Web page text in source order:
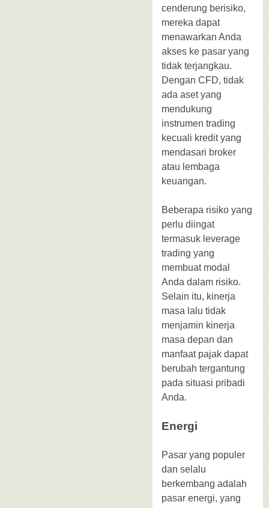
cenderung berisiko,
mereka dapat
menawarkan Anda
akses ke pasar yang
tidak terjangkau.
Dengan CFD, tidak
ada aset yang
mendukung
instrumen trading
kecuali kredit yang
mendasari broker
atau lembaga
keuangan.
Beberapa risiko yang
perlu diingat
termasuk leverage
trading yang
membuat modal
Anda dalam risiko.
Selain itu, kinerja
masa lalu tidak
menjamin kinerja
masa depan dan
manfaat pajak dapat
berubah tergantung
pada situasi pribadi
Anda.
Energi
Pasar yang populer
dan selalu
berkembang adalah
pasar energi, yang